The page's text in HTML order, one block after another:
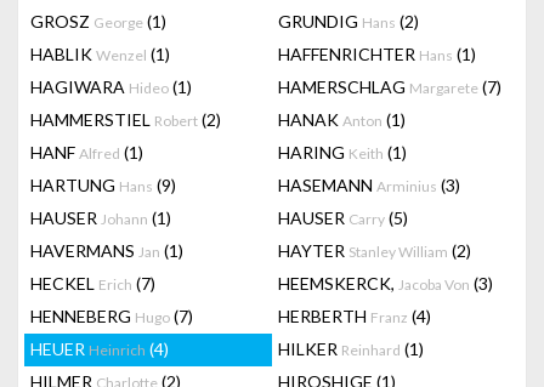
GROSZ George (1) GRUNDIG Hans (2)
HABLIK Wenzel (1) HAFFENRICHTER Hans (1)
HAGIWARA Hideo (1) HAMERSCHLAG Margarete (7)
HAMMERSTIEL Robert (2) HANAK Anton (1)
HANF Alfred (1) HARING Keith (1)
HARTUNG Hans (9) HASEMANN Arminius (3)
HAUSER Johann (1) HAUSER Carry (5)
HAVERMANS Jan (1) HAYTER Stanley William (2)
HECKEL Erich (7) HEEMSKERCK, Jacoba Von (3)
HENNEBERG Hugo (7) HERBERTH Franz (4)
HEUER Heinrich (4) HILKER Reinhard (1)
HILMER Charlotte (2) HIROSHIGE (1)